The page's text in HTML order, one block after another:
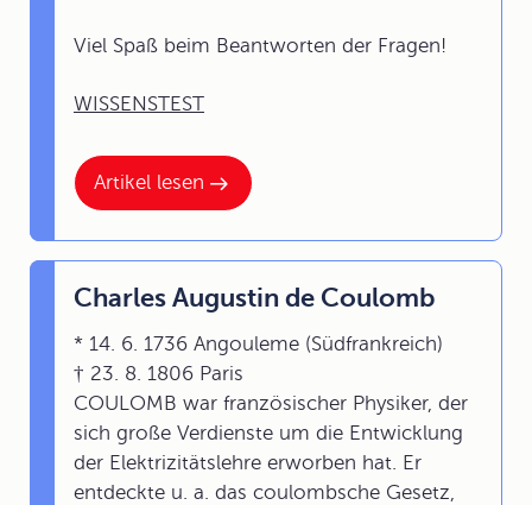
Artikel lesen
Viel Spaß beim Beantworten der Fragen!
WISSENSTEST
Charles Augustin de Coulomb
* 14. 6. 1736 Angouleme (Südfrankreich)
† 23. 8. 1806 Paris
COULOMB war französischer Physiker, der
sich große Verdienste um die Entwicklung
der Elektrizitätslehre erworben hat. Er
entdeckte u. a. das coulombsche Gesetz,